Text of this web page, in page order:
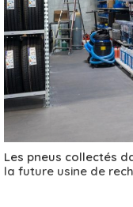
Les pneus collectés
la future usine de